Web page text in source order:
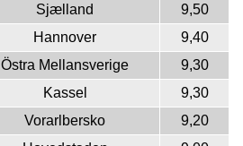
Sjælland
9,50
Hannover
9,40
Östra Mellansverige
9,30
Kassel
9,30
Vorarlbersko
9,20